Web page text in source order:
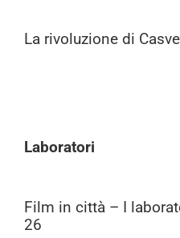
La rivoluzione di
Laboratori
Film in città – I
26